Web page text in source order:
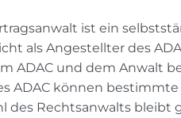
ist ein
als Angestellter des
ADAC und dem Anwalt
ADAC können
des Rechtsanwalts bleibt